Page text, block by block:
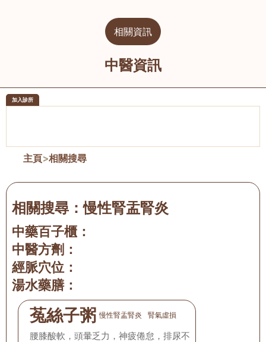
相關資訊
中醫資訊
加入診所
主頁>相關搜尋
相關搜尋：慢性腎盂腎炎
中藥百子櫃：
中醫方劑：
經脈穴位：
湯水藥膳：
菟絲子粥 慢性腎盂腎炎 腎氣虛損
腰膝酸軟，頭暈乏力，神疲倦怠，排尿不